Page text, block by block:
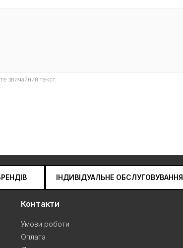
звичайний текст.
ІНДИВІДУАЛЬНЕ ОБСЛУГОВУВАННЯ
Контакти
Умови роботи
Оплата